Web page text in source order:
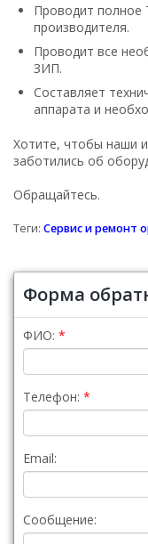
Проводит полное
производителя.
Проводит все
ЗИП.
Составляет
аппарата и
Хотите, чтобы наши
заботились об
Обращайтесь.
Теги: Сервис и ремонт
Форма
ФИО:
Телефон:
Email:
Сообщение: